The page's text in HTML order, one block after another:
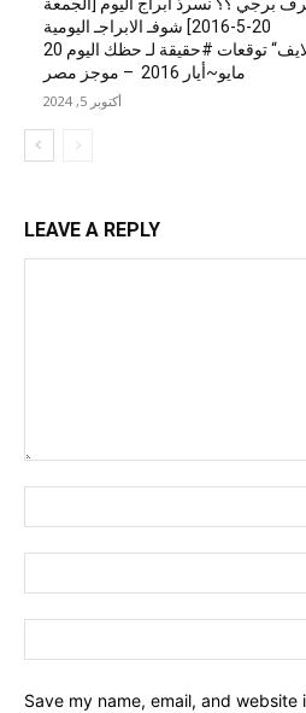
برجي ؟؟ نسردْ ابراج اليوم [الجمعة
20-5-2016] شوفـ الابراجـ اليومية
Today ”لايف“ توقعات #حقيقة لـ حظك اليوم 20
مايو~أيار 2016 – موجز مصر
أكتوبر 5, 2024
LEAVE A REPLY
Save my name, email, and